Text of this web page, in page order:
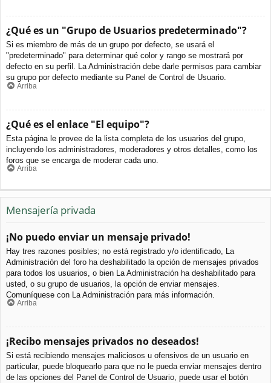
¿Qué es un "Grupo de Usuarios predeterminado"?
Si es miembro de más de un grupo por defecto, se usará el
"predeterminado" para determinar qué color y rango se mostrará por
defecto en su perfil. La Administración debe darle permisos para cambiar
su grupo por defecto mediante su Panel de Control de Usuario.
Arriba
¿Qué es el enlace "El equipo"?
Esta página le provee de la lista completa de los usuarios del grupo,
incluyendo los administradores, moderadores y otros detalles, como los
foros que se encarga de moderar cada uno.
Arriba
Mensajería privada
¡No puedo enviar un mensaje privado!
Hay tres razones posibles; no está registrado y/o identificado, La
Administración del foro ha deshabilitado la opción de mensajes privados
para todos los usuarios, o bien La Administración ha deshabilitado para
usted, o su grupo de usuarios, la opción de enviar mensajes.
Comuníquese con La Administración para más información.
Arriba
¡Recibo mensajes privados no deseados!
Si está recibiendo mensajes maliciosos u ofensivos de un usuario en
particular, puede bloquearlo para que no le pueda enviar mensajes dentro
de las opciones del Panel de Control de Usuario, puede usar el botón